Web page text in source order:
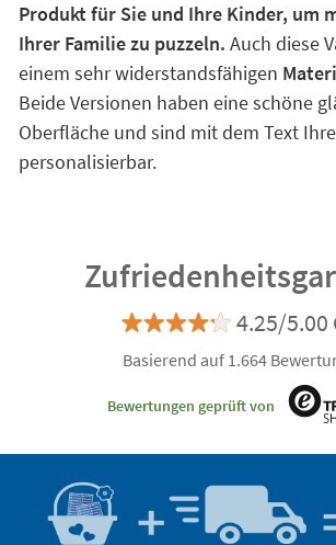
Produkt für Sie und Ihre Kinder, um
Ihrer Familie zu puzzeln. Auch diese
einem sehr widerstandsfähigen
Beide Versionen haben eine schöne
Oberfläche und sind mit dem Text
personalisierbar.
4.25/5.00
Basierend auf 1.664
Bewertungen geprüft von